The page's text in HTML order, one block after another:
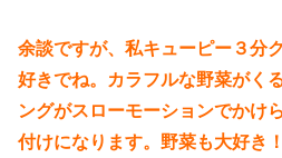
余談ですが、私キューピー３分
好きでね。カラフルな野菜がく
ングがスローモーションでかけ
付けになります。野菜も大好き